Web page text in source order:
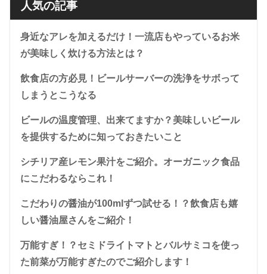
人気の記事
身近なアレを加えるだけ！一流店もやっているお米
が美味しく炊ける方法とは？
飲食店の方必見！ビールサーバーの洗浄をサボって
しまうとこうなる
ビールの温度管理、出来てますか？美味しいビール
を提供するために知っておきたいこと
シチリア産レモン果汁をご紹介。オーガニック食品
にこだわるならこれ！
こだわりの醤油が100mlずつ試せる！？飲食店も嬉
しい醤油屋さんをご紹介！
万能すぎ！？セミドライトマトとバルサミコを使っ
た前菜が万能すぎたのでご紹介します！